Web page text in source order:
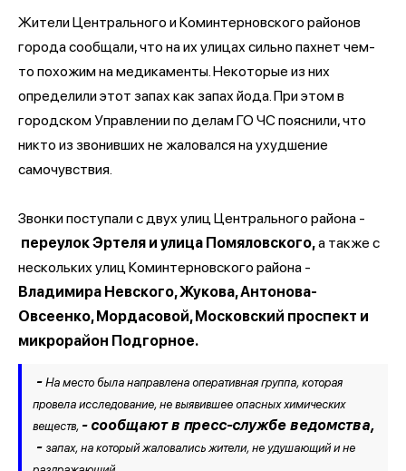
Жители Центрального и Коминтерновского районов
города сообщали, что на их улицах сильно пахнет чем-
то похожим на медикаменты. Некоторые из них
определили этот запах как запах йода. При этом в
городском Управлении по делам ГО ЧС пояснили, что
никто из звонивших не жаловался на ухудшение
самочувствия.
Звонки поступали с двух улиц Центрального района -
переулок Эртеля и улица Помяловского,а также с
нескольких улиц Коминтерновского района -
Владимира Невского, Жукова, Антонова-
Овсеенко, Мордасовой, Московский проспект и
микрорайон Подгорное.
- На место была направлена оперативная группа, которая
провела исследование, не выявившее опасных химических
веществ, - сообщают в пресс-службе ведомства,
- запах, на который жаловались жители, не удушающий и не